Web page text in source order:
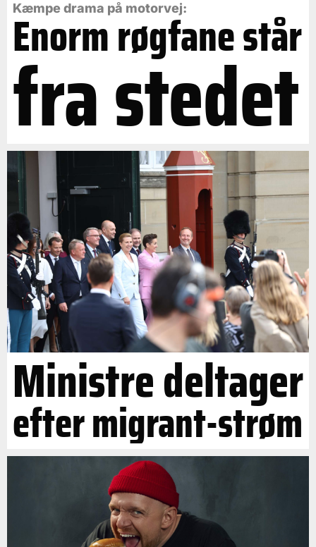
Kæmpe drama på motorvej:
Enorm røgfane står
fra stedet
Ministre deltager
efter migrant-strøm